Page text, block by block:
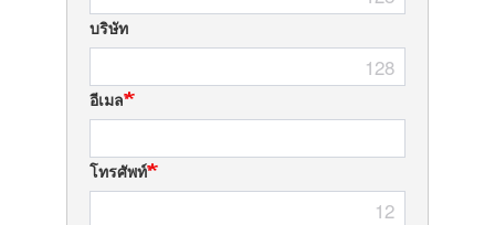
บริษัท
128
อีเมล
โทรศัพท์
12